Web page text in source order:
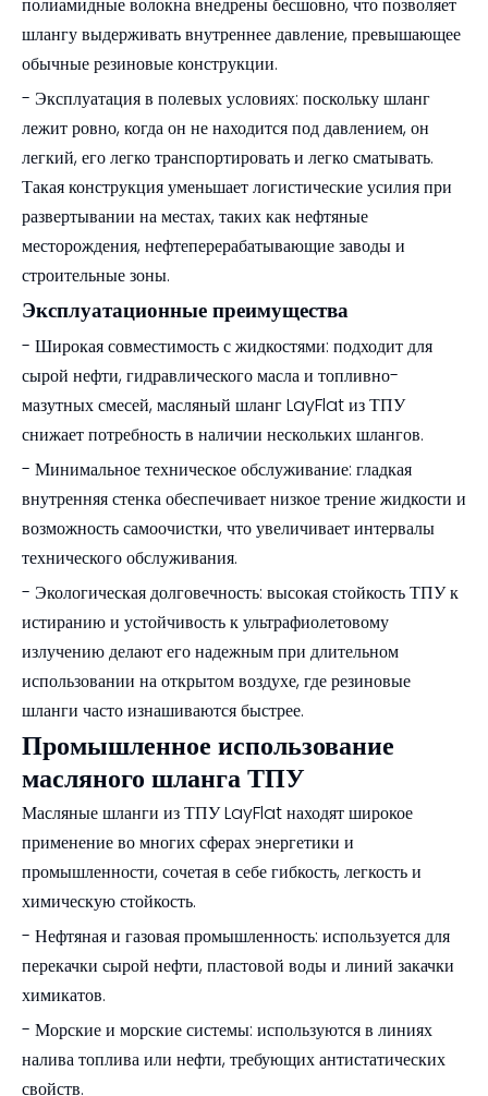
шлангу выдерживать внутреннее давление, превышающее
обычные резиновые конструкции.
- Эксплуатация в полевых условиях: поскольку шланг
лежит ровно, когда он не находится под давлением, он
легкий, его легко транспортировать и легко сматывать.
Такая конструкция уменьшает логистические усилия при
развертывании на местах, таких как нефтяные
месторождения, нефтеперерабатывающие заводы и
строительные зоны.
Эксплуатационные преимущества
- Широкая совместимость с жидкостями: подходит для
сырой нефти, гидравлического масла и топливно-
мазутных смесей, масляный шланг LayFlat из ТПУ
снижает потребность в наличии нескольких шлангов.
- Минимальное техническое обслуживание: гладкая
внутренняя стенка обеспечивает низкое трение жидкости и
возможность самоочистки, что увеличивает интервалы
технического обслуживания.
- Экологическая долговечность: высокая стойкость ТПУ к
истиранию и устойчивость к ультрафиолетовому
излучению делают его надежным при длительном
использовании на открытом воздухе, где резиновые
шланги часто изнашиваются быстрее.
Промышленное использование
масляного шланга ТПУ
Масляные шланги из ТПУ LayFlat находят широкое
применение во многих сферах энергетики и
промышленности, сочетая в себе гибкость, легкость и
химическую стойкость.
- Нефтяная и газовая промышленность: используется для
перекачки сырой нефти, пластовой воды и линий закачки
химикатов.
- Морские и морские системы: используются в линиях
налива топлива или нефти, требующих антистатических
свойств.